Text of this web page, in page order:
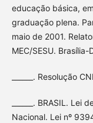
educação básica,
graduação plena.
maio de 2001.
MEC/SESU. Brasília-
______. Resolução
______. BRASIL.
Nacional. Lei nº